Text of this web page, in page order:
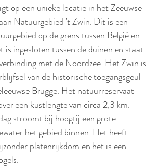
op een unieke locatie in het Zeeuwse
Natuurgebied ’t Zwin. Dit is een
op de grens tussen België en
is ingesloten tussen de duinen en staat
met de Noordzee. Het Zwin is
van de historische toegangsgeul
Brugge. Het natuurreservaat
een kustlengte van circa 2,3 km.
stroomt bij hoogtij een grote
het gebied binnen. Het heeft
platenrijkdom en het is een